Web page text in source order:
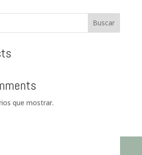
Buscar
que mostrar.